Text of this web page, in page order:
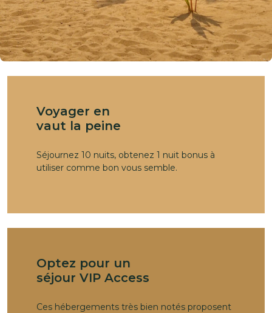
Voyager en
vaut la peine
Séjournez 10 nuits, obtenez 1 nuit bonus à
utiliser comme bon vous semble.
Optez pour un
séjour VIP Access
Ces hébergements très bien notés proposent